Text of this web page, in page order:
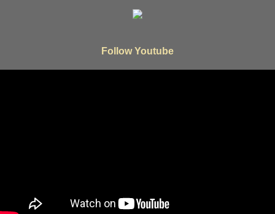
Follow Youtube